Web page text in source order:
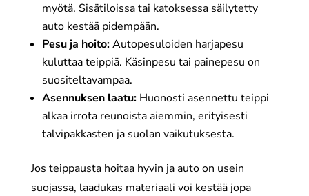
myötä. Sisätiloissa tai katoksessa säilytetty
auto kestää pidempään.
Pesu ja hoito:Autopesuloiden harjapesu
kuluttaa teippiä. Käsinpesu tai painepesu on
suositeltavampaa.
Asennuksen laatu:Huonosti asennettu teippi
alkaa irrota reunoista aiemmin, erityisesti
talvipakkasten ja suolan vaikutuksesta.
Jos teippausta hoitaa hyvin ja auto on usein
suojassa, laadukas materiaali voi kestää jopa